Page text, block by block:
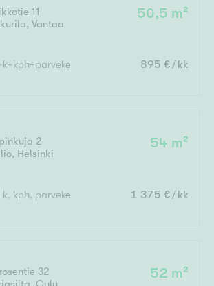
Ei uudiskohteita
11
,Vantaa
50,5 m²
895 €/kk
2
, Helsinki
54 m²
k, kph, parveke 1 375 €/kk
32
52 m²